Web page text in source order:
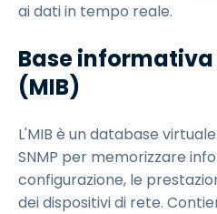
ai dati in tempo reale.
Base
(MIB)
L'MIB è un database
SNMP per memorizzare
configurazione, le
dei dispositivi di rete.